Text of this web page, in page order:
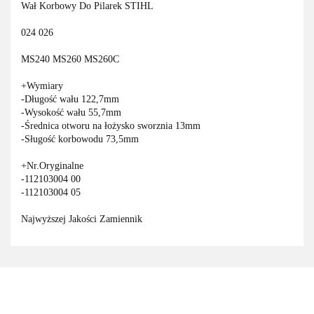
Wał Korbowy Do Pilarek STIHL
024 026
MS240 MS260 MS260C
+Wymiary
-Długość wału 122,7mm
-Wysokość wału 55,7mm
-Średnica otworu na łożysko sworznia 13mm
-Sługość korbowodu 73,5mm
+Nr.Oryginalne
-112103004 00
-112103004 05
Najwyższej Jakości Zamiennik